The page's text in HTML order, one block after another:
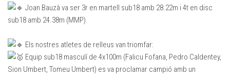
Joan Bauzà va ser 3r en martell sub18 amb 28.22m i 4t en disc
sub18 amb 24.38m (MMP).
Els nostres atletes de relleus van triomfar:
Equip sub18 masculí de 4x100m (Falicu Fofana, Pedro Caldentey,
Sion Umbert, Tomeu Umbert) es va proclamar campió amb un